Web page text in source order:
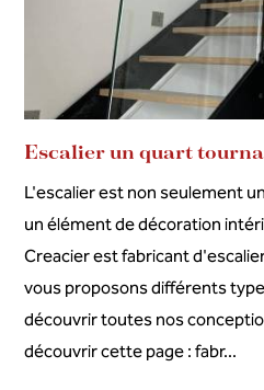
Escalier un quart
L'escalier est non seulement
un élément de décoration
Creacier est fabricant
vous proposons différents
découvrir toutes nos
découvrir cette page : fabr...